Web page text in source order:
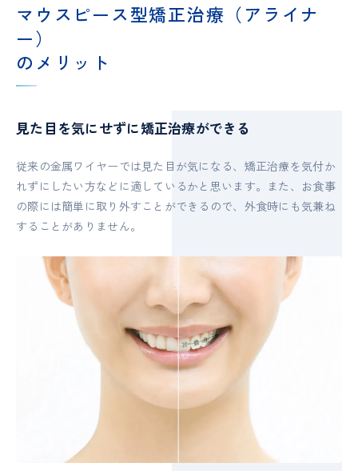
マウスピース型矯正治療（アライナ
ー）
のメリット
見た目を気にせずに矯正治療ができる
従来の金属ワイヤーでは見た目が気になる、矯正治療を気付か
れずにしたい方などに適しているかと思います。 また、お食事
の際には簡単に取り外すことができるので、外食時にも気兼ね
することがありません。